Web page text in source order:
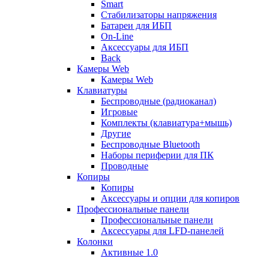
Smart
Стабилизаторы напряжения
Батареи для ИБП
On-Line
Аксессуары для ИБП
Back
Камеры Web
Камеры Web
Клавиатуры
Беспроводные (радиоканал)
Игровые
Комплекты (клавиатура+мышь)
Другие
Беспроводные Bluetooth
Наборы периферии для ПК
Проводные
Копиры
Копиры
Аксессуары и опции для копиров
Профессиональные панели
Профессиональные панели
Аксессуары для LFD-панелей
Колонки
Активные 1.0